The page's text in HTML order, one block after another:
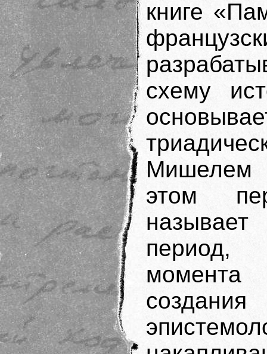
книге
схему
Мишелем
этом
период,
момента